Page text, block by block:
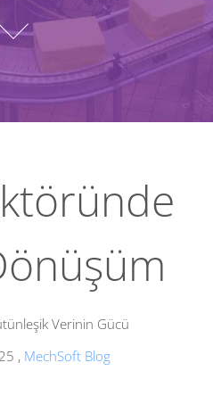
Verinin Gücü
, MechSoft Blog